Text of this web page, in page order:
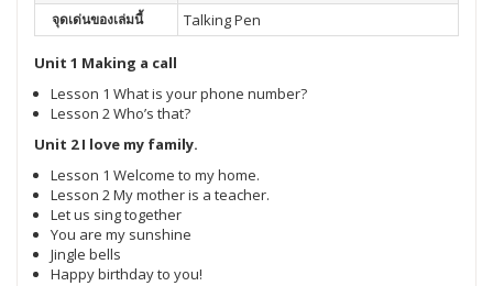
จุดเด่นของเล่มนี้ Talking Pen
Unit 1 Making a call
Lesson 1 What is your phone number?
Lesson 2 Who’s that?
Unit 2 I love my family.
Lesson 1 Welcome to my home.
Lesson 2 My mother is a teacher.
Let us sing together
You are my sunshine
Jingle bells
Happy birthday to you!